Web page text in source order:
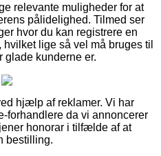
relevante muligheder for at
pålidelighed. Tilmed ser
hvor du kan registrere en
lige så vel må bruges til
glade kunderne er.
hjælp af reklamer. Vi har
forhandlere da vi annoncerer
honorar i tilfælde af at
bestilling.